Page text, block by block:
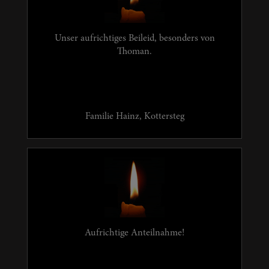
Unser aufrichtiges Beileid, besonders von
Thoman.
Familie Hainz, Kottersteg
Aufrichtige Anteilnahme!